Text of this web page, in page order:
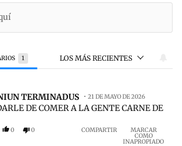
1 LOS MÁS RECIENTES
TERMINADUS 21 DE MAYO DE 2026
DE COMER A LA GENTE CARNE DE
0 0 COMPARTIR MARCAR
COMO
INAPROPIADO